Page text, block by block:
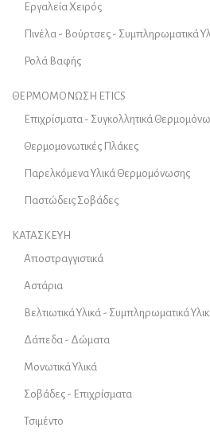
Εργαλεία Χειρός
Πινέλα - Βούρτσες - Συμπληρωματικά
Ρολά Βαφής
ΘΕΡΜΟΜΟΝΩΣΗ ETICS
Επιχρίσματα - Συγκολλητικά
Θερμομονωτικές Πλάκες
Παρελκόμενα Υλικά Θερμομόνωσης
Παστώδεις Σοβάδες
ΚΑΤΑΣΚΕΥΗ
Αποστραγγιστικά
Αστάρια
Βελτιωτικά Υλικά - Συμπληρωματικά
Δάπεδα - Δώματα
Μονωτικά Υλικά
Σοβάδες - Επιχρίσματα
Τσιμέντο